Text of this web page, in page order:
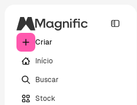
Criar
Início
Buscar
Stock